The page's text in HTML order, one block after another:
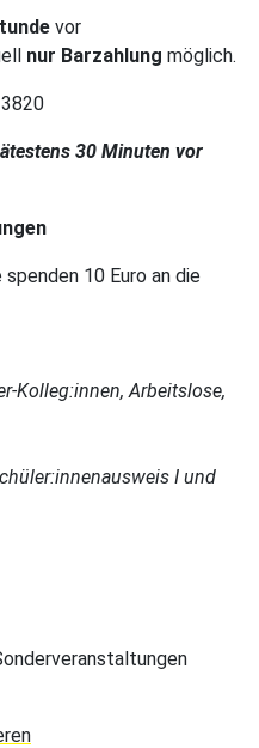
vor
nur Barzahlung möglich.
30 Minuten vor
10 Euro an die
Kolleg:innen, Arbeitslose,
I und